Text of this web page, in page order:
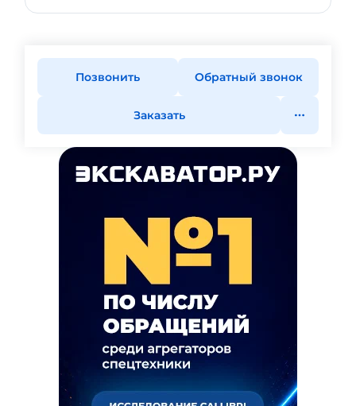
Позвонить Обратный звонок
Заказать